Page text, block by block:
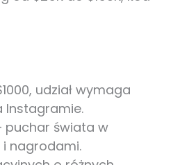
udział wymaga
Instagramie.
puchar świata w
nagrodami.